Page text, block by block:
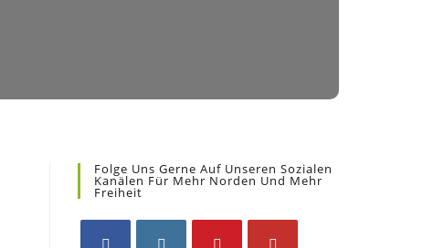
Folge Uns Gerne Auf Unseren Sozialen
Kanälen Für Mehr Norden Und Mehr
Freiheit